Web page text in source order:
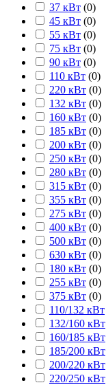
37 кВт (0)
45 кВт (0)
55 кВт (0)
75 кВт (0)
90 кВт (0)
110 кВт (0)
220 кВт (0)
132 кВт (0)
160 кВт (0)
185 кВт (0)
200 кВт (0)
250 кВт (0)
280 кВт (0)
315 кВт (0)
355 кВт (0)
275 кВт (0)
400 кВт (0)
500 кВт (0)
630 кВт (0)
180 кВт (0)
255 кВт (0)
375 кВт (0)
110/132 кВт
132/160 кВт
160/185 кВт
185/200 кВт
200/220 кВт
220/250 кВт